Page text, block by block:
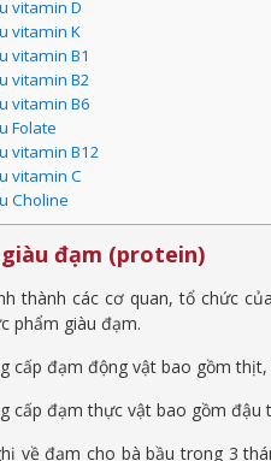
vitamin D
vitamin K
vitamin B1
vitamin B2
vitamin B6
Folate
vitamin B12
vitamin C
Choline
đạm (protein)
thành các cơ quan, tổ chức
phẩm giàu đạm.
cấp đạm động vật bao gồm
cấp đạm thực vật bao gồm
về đạm cho bà bầu trong 3